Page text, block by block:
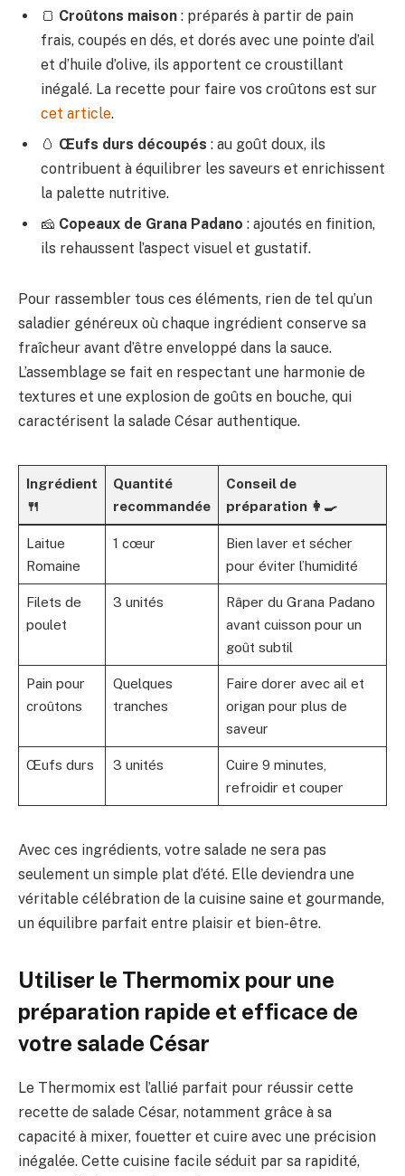
🍞 Croûtons maison : préparés à partir de pain
frais, coupés en dés, et dorés avec une pointe d’ail
et d’huile d’olive, ils apportent ce croustillant
inégalé. La recette pour faire vos croûtons est sur
cet article.
🥚 Œufs durs découpés : au goût doux, ils
contribuent à équilibrer les saveurs et enrichissent
la palette nutritive.
🧀 Copeaux de Grana Padano : ajoutés en finition,
ils rehaussent l’aspect visuel et gustatif.
Pour rassembler tous ces éléments, rien de tel qu’un
saladier généreux où chaque ingrédient conserve sa
fraîcheur avant d’être enveloppé dans la sauce.
L’assemblage se fait en respectant une harmonie de
textures et une explosion de goûts en bouche, qui
caractérisent la salade César authentique.
Ingrédient
🍴
Quantité
recommandée
Conseil de
préparation 👩‍🍳
Laitue
Romaine
1 cœur
Bien laver et sécher
pour éviter l’humidité
Filets de
poulet
3 unités
Râper du Grana Padano
avant cuisson pour un
goût subtil
Pain pour
croûtons
Quelques
tranches
Faire dorer avec ail et
origan pour plus de
saveur
Œufs durs 3 unités
Cuire 9 minutes,
refroidir et couper
Avec ces ingrédients, votre salade ne sera pas
seulement un simple plat d’été. Elle deviendra une
véritable célébration de la cuisine saine et gourmande,
un équilibre parfait entre plaisir et bien-être.
Utiliser le Thermomix pour une
préparation rapide et efficace de
votre salade César
Le Thermomix est l’allié parfait pour réussir cette
recette de salade César, notamment grâce à sa
capacité à mixer, fouetter et cuire avec une précision
inégalée. Cette cuisine facile séduit par sa rapidité,